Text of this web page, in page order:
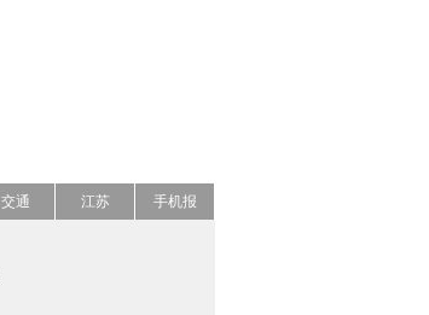
交通 江苏 手机报